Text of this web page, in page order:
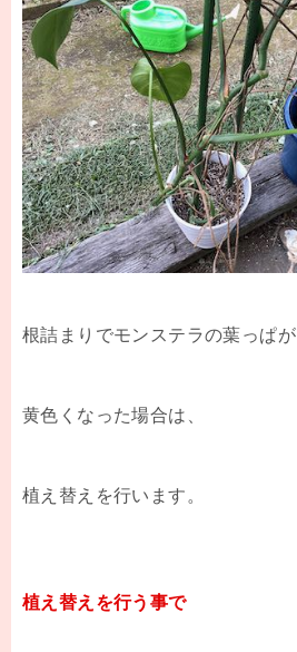
根詰まりでモンステラの葉っぱが
黄色くなった場合は、
植え替えを行います。
植え替えを行う事で